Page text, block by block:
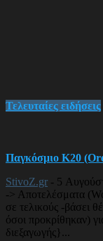
Τελευταίες ειδήσεις
Παγκόσμιο Κ20
StivoZ.gr - 5
-> Αποτελέσματα
σε τελικούς -βάσει
όσοι προκρίθηκαν)
διεξαγωγής}...